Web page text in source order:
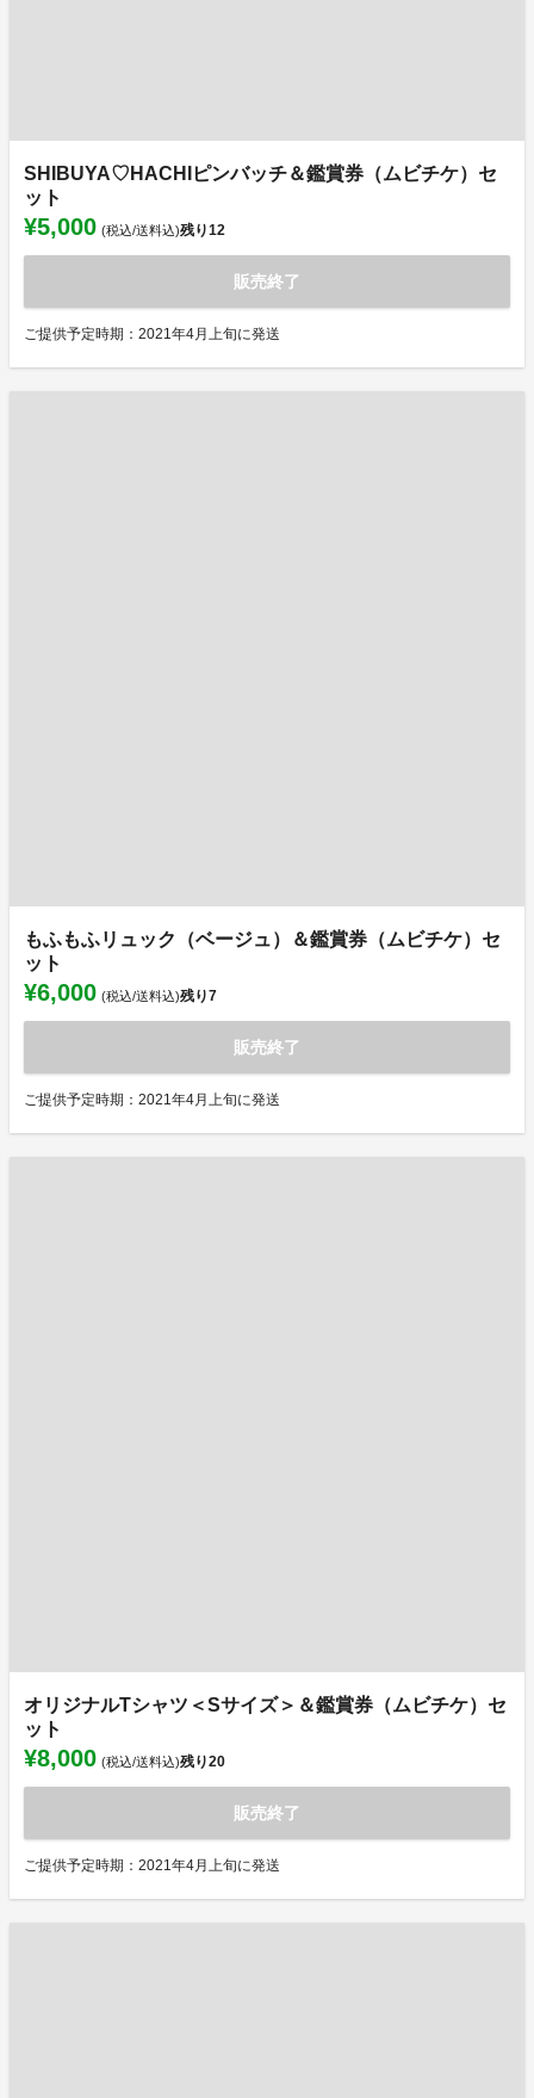
SHIBUYA♡HACHIピンバッチ＆鑑賞券（ムビチケ）セ
ット
¥5,000 (税込/送料込)残り12
販売終了
ご提供予定時期：2021年4月上旬に発送
もふもふリュック（ベージュ）＆鑑賞券（ムビチケ）セ
ット
¥6,000 (税込/送料込)残り7
販売終了
ご提供予定時期：2021年4月上旬に発送
オリジナルTシャツ＜Sサイズ＞＆鑑賞券（ムビチケ）セ
ット
¥8,000 (税込/送料込)残り20
販売終了
ご提供予定時期：2021年4月上旬に発送